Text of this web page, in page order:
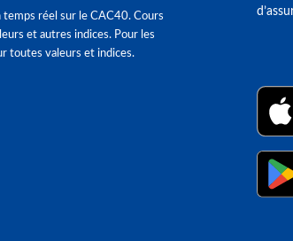
réel sur le CAC40. Cours
et autres indices. Pour les
toutes valeurs et indices.
la conformité avec les